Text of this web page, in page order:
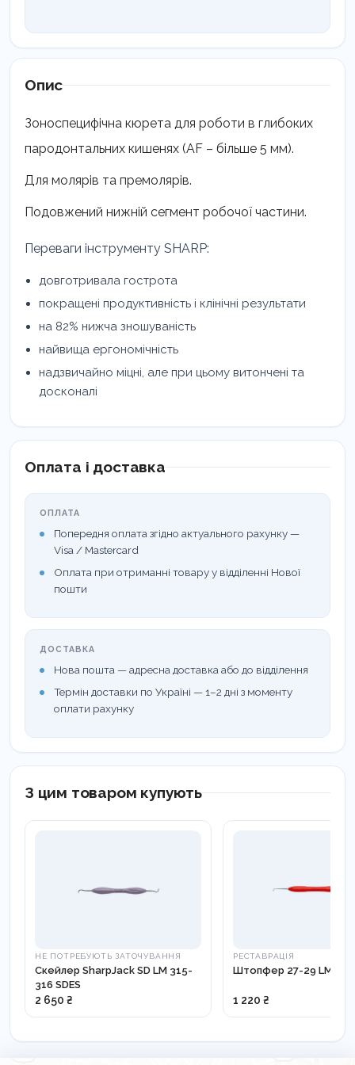
Опис
Зоноспецифічна кюрета для роботи в глибоких
пародонтальних кишенях (AF – більше 5 мм).
Для молярів та премолярів.
Подовжений нижній сегмент робочої частини.
Переваги інструменту SHARP:
довготривала гострота
покращені продуктивність і клінічні результати
на 82% нижча зношуваність
найвища ергономічність
надзвичайно міцні, але при цьому витончені та
досконалі
Оплата і доставка
ОПЛАТА
Попередня оплата згідно актуального рахунку —
Visa / Mastercard
Оплата при отриманні товару у відділенні Нової
пошти
ДОСТАВКА
Нова пошта — адресна доставка або до відділення
Термін доставки по Україні — 1–2 дні з моменту
оплати рахунку
З цим товаром купують
НЕ ПОТРЕБУЮТЬ ЗАТОЧУВАННЯ
Скейлер SharpJack SD LM 315-
316 SDES
2 650 ₴
РЕСТАВРАЦІЯ
Штопфер 27-29 LM
1 220 ₴